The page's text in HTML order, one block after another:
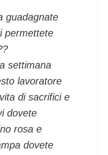
guadagnate
permettete
settimana
lavoratore
di sacrifici e
dovete
rosa e
dovete